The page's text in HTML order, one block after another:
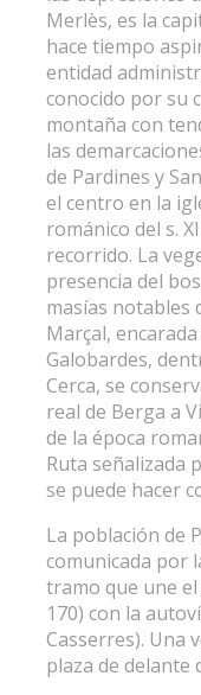
Merlès, es la
hace tiempo
entidad
conocido por su
montaña con
las
de Pardines y
el centro en la
románico del s.
recorrido. La
presencia del
masías notables
Marçal,
Galobardes,
Cerca, se
real de Berga a
de la época
Ruta señalizada
se puede hacer
La población de
comunicada por
tramo que une el
170) con la
Casserres). Una
plaza de delante